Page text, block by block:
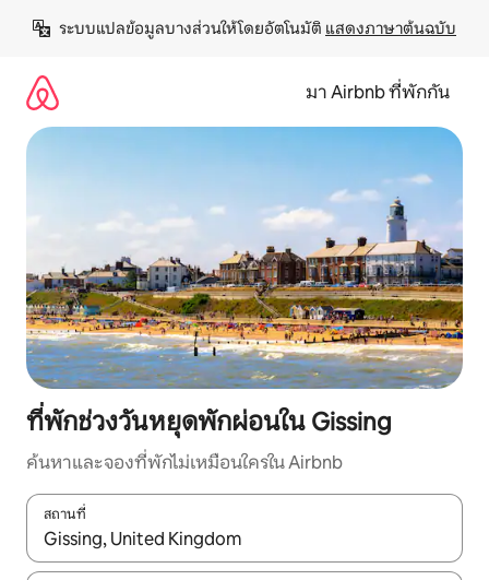
เนื้อหา
ระบบแปลข้อมูลบางส่วนให้โดยอัตโนมัติ แสดงภาษาต้นฉบับ
มา Airbnb ที่พักกัน
ที่พักช่วงวันหยุดพักผ่อนใน Gissing
ค้นหาและจองที่พักไม่เหมือนใครใน Airbnb
สถานที่
ใช้ลูกศรขึ้นลง หรือใช้การสัมผัสหรือปัด เพื่อสำรวจผลการค้นหา